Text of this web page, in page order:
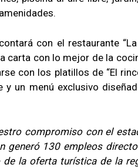
con el restaurante
carta con lo mejor de la
con los platillos de “El
un menú exclusivo
compromiso con el
generó 130 empleos
la oferta turística de la